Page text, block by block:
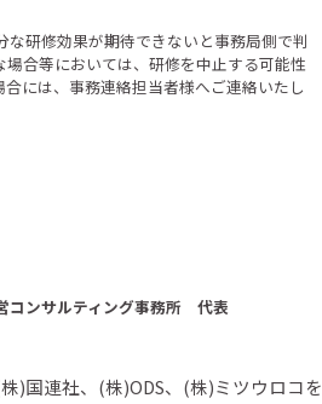
研修効果が期待できないと事務局側で判
合等においては、研修を中止する可能性
には、事務連絡担当者様へご連絡いたし
コンサルティング事務所 代表
)国連社、(株)ODS、(株)ミツウロコを